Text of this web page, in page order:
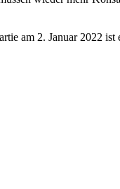
am 2. Januar 2022